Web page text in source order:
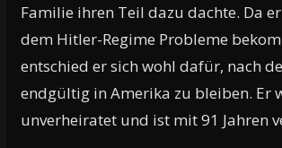
Familie ihren Teil dazu dachte. Da
dem Hitler-Regime Probleme
entschied er sich wohl dafür, nach
endgültig in Amerika zu bleiben. Er
unverheiratet und ist mit 91 Jahren